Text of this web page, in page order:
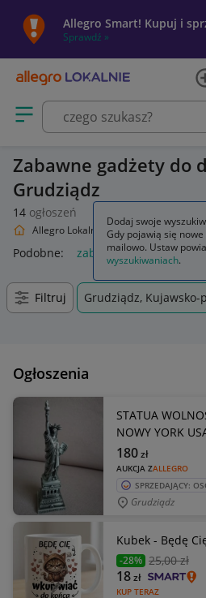
Allegro Smart! Kupuj i
Sprawdź »
Otwórz menu z kategoriami
Zabawne gadżety do
Grudziądz
14 ogłoszeń
Allegro Lokalnie Dom i Ogród
Podobne: zabawne gadżety
Filtruj Grudziądz, Kujawsko-
Ogłoszenia
STATUA
NOWY YORK
AUKCJA ZALLEGRO
180zł
SPRZEDAJĄCY:
Grudziądz
Kubek - Będę
-28% 25,00 zł
KUP TERAZ
18zł
Dodaj swoje
Gdy pojawią się
mailowo. Ustaw
wyszukiwaniach.